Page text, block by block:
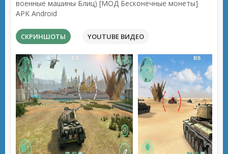
военные машины Блиц) [МОД Бесконечные монеты]
APK Android
СКРИНШОТЫ YOUTUBE ВИДЕО